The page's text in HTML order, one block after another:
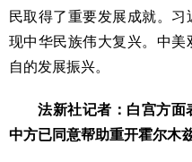
民取得了重要发展成就。
现中华民族伟大复兴。中
自的发展振兴。
法新社记者：白宫方面
中方已同意帮助重开霍尔木